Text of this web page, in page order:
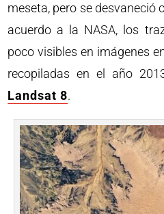
meseta, pero se desvaneció
acuerdo a la NASA, los
poco visibles en imágenes
recopiladas en el año
Landsat 8.